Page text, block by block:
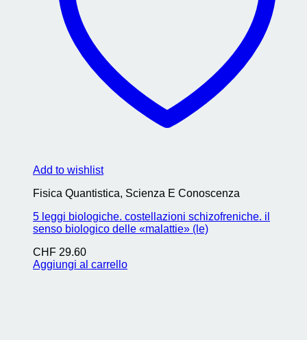
Add to wishlist
Fisica Quantistica, Scienza E Conoscenza
5 leggi biologiche. costellazioni schizofreniche. il
senso biologico delle «malattie» (le)
CHF 29.60
Aggiungi al carrello